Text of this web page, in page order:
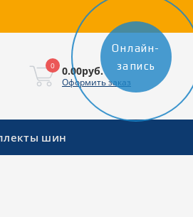
0 0.00руб.
Оформить заказ
шин
Онлайн-
запись